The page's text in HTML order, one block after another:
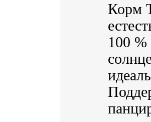
Корм
100